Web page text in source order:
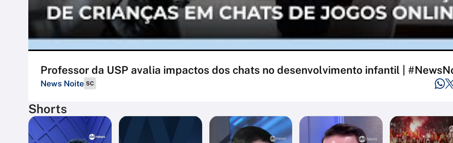
Professor da USP avalia impactos dos chats no desenvolvimento infantil |
News Noite SC
Shorts